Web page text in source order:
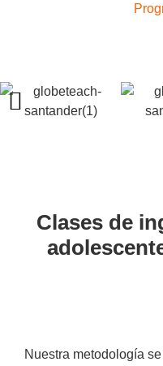
Clases de
Nuestra metodología